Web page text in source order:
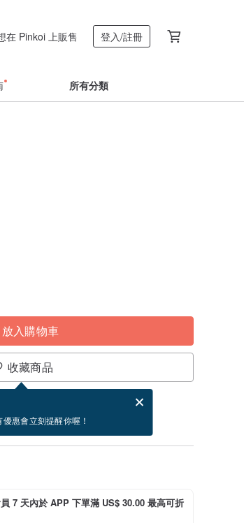
在 Pinkoi 上販售 登入/註冊
所有分類
放入購物車
收藏商品
惠會立刻提醒你喔！
寫
作天。（不包含假日）
7 天內於 APP 下單滿 US$ 30.00 最高可折